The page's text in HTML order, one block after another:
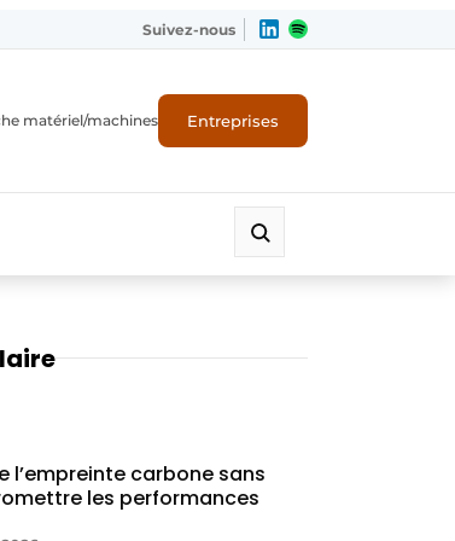
Suivez-nous
matériel/machines Entreprises
l’empreinte carbone sans
les performances